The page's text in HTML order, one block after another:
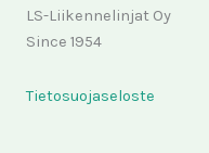
LS-Liikennelinjat Oy
Since 1954
Tietosuojaseloste